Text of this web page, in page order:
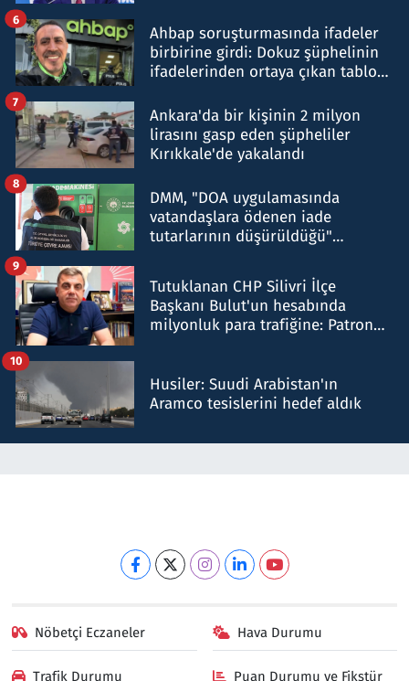
Ahbap soruşturmasında ifadeler
birbirine girdi: Dokuz şüphelinin
ifadelerinden ortaya çıkan tablo
6
Ankara'da bir kişinin 2 milyon
lirasını gasp eden şüpheliler
Kırıkkale'de yakalandı
7
DMM, "DOA uygulamasında
vatandaşlara ödenen iade
tutarlarının düşürüldüğü"
8
Tutuklanan CHP Silivri İlçe
Başkanı Bulut'un hesabında
milyonluk para trafiğine: Patron
9
Husiler: Suudi Arabistan'ın
Aramco tesislerini hedef aldık
10
Nöbetçi Eczaneler Hava Durumu
Trafik Durumu Puan Durumu ve Fikstür